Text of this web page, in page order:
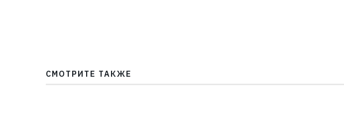
СМОТРИТЕ ТАКЖЕ